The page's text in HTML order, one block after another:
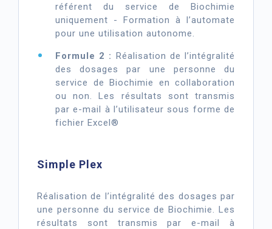
référent du service de Biochimie
uniquement - Formation à l’automate
pour une utilisation autonome.
Formule 2 : Réalisation de l’intégralité
des dosages par une personne du
service de Biochimie en collaboration
ou non. Les résultats sont transmis
par e-mail à l’utilisateur sous forme de
fichier Excel®
Simple Plex
Réalisation de l’intégralité des dosages par
une personne du service de Biochimie. Les
résultats sont transmis par e-mail à